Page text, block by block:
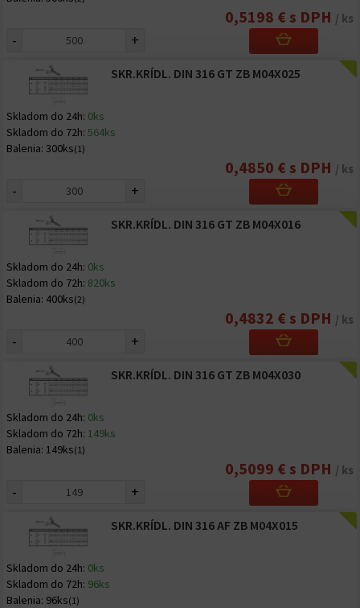
0,5198 € s DPH / ks
- +
SKR.KRÍDL. DIN 316 GT ZB M04X025
Skladom do 24h: 0ks
Skladom do 72h: 564ks
Balenia: 300ks(1)
0,4850 € s DPH / ks
- +
SKR.KRÍDL. DIN 316 GT ZB M04X016
Skladom do 24h: 0ks
Skladom do 72h: 820ks
Balenia: 400ks(2)
0,4832 € s DPH / ks
- +
SKR.KRÍDL. DIN 316 GT ZB M04X030
Skladom do 24h: 0ks
Skladom do 72h: 149ks
Balenia: 149ks(1)
0,5099 € s DPH / ks
- +
SKR.KRÍDL. DIN 316 AF ZB M04X015
Skladom do 24h: 0ks
Skladom do 72h: 96ks
Balenia: 96ks(1)